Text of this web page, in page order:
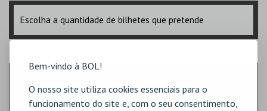
Bem-vindo à BOL!
O nosso site utiliza cookies essenciais para o
funcionamento do site e, com o seu consentimento,
Escolha a quantidade de bilhetes que pretende